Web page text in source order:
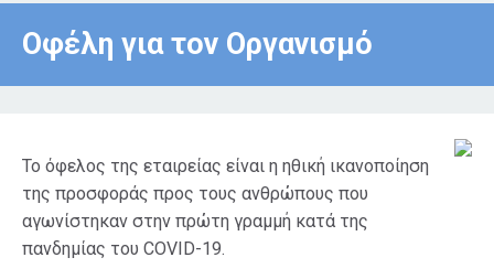
Οφέλη για τον Οργανισμό
Το όφελος της εταιρείας είναι η ηθική ικανοποίηση
της προσφοράς προς τους ανθρώπους που
αγωνίστηκαν στην πρώτη γραμμή κατά της
πανδημίας του COVID-19.